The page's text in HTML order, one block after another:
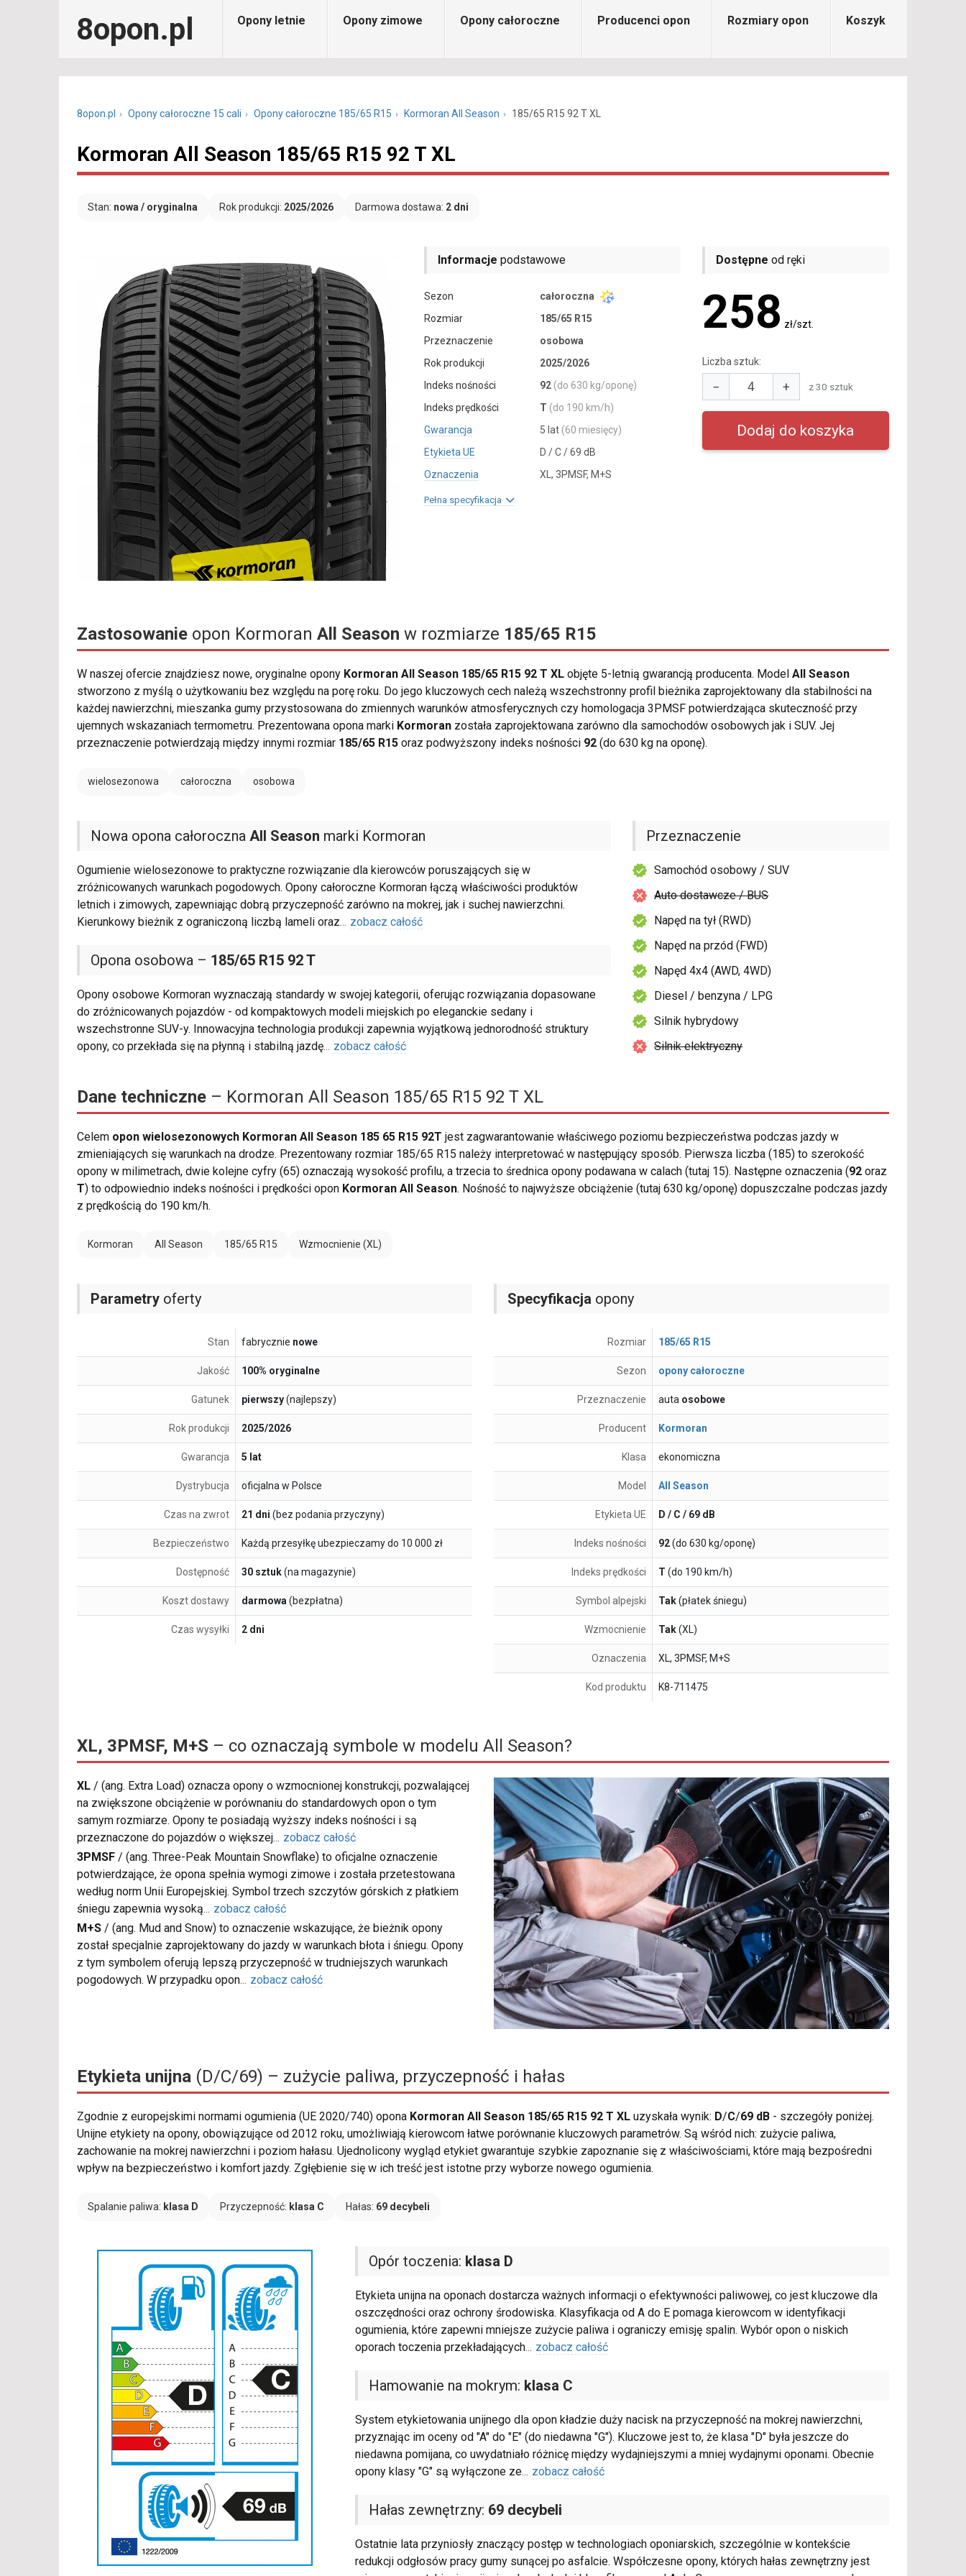
8opon.pl Opony letnie Opony zimowe Opony całoroczne Producenci opon Rozmiary opon Koszyk
8opon.pl Opony całoroczne 15 cali Opony całoroczne 185/65 R15 Kormoran All Season 185/65 R15 92 T XL
Kormoran All Season 185/65 R15 92 T XL
Stan: nowa / oryginalna Rok produkcji: 2025/2026 Darmowa dostawa: 2 dni
Informacje podstawowe
Sezon
całoroczna
Rozmiar
185/65 R15
Przeznaczenie
osobowa
Rok produkcji
2025/2026
Indeks nośności
92 (do 630 kg/oponę)
Indeks prędkości
T (do 190 km/h)
Gwarancja
5 lat (60 miesięcy)
Etykieta UE
D / C / 69 dB
Oznaczenia
XL, 3PMSF, M+S
Pełna specyfikacja
Dostępne od ręki
258 zł/szt.
Liczba sztuk:
− + z 30 sztuk
Zastosowanie opon Kormoran All Season w rozmiarze 185/65 R15
W naszej ofercie znajdziesz nowe, oryginalne opony Kormoran All Season 185/65 R15 92 T XL objęte 5-letnią gwarancją producenta. Model All Season
stworzono z myślą o użytkowaniu bez względu na porę roku. Do jego kluczowych cech należą wszechstronny profil bieżnika zaprojektowany dla stabilności na
każdej nawierzchni, mieszanka gumy przystosowana do zmiennych warunków atmosferycznych czy homologacja 3PMSF potwierdzająca skuteczność przy
ujemnych wskazaniach termometru. Prezentowana opona marki Kormoran została zaprojektowana zarówno dla samochodów osobowych jak i SUV. Jej
przeznaczenie potwierdzają między innymi rozmiar 185/65 R15 oraz podwyższony indeks nośności 92 (do 630 kg na oponę).
wielosezonowa całoroczna osobowa
Nowa opona całoroczna All Season marki Kormoran
Ogumienie wielosezonowe to praktyczne rozwiązanie dla kierowców poruszających się w
zróżnicowanych warunkach pogodowych. Opony całoroczne Kormoran łączą właściwości produktów
letnich i zimowych, zapewniając dobrą przyczepność zarówno na mokrej, jak i suchej nawierzchni.
Kierunkowy bieżnik z ograniczoną liczbą lameli oraz... zobacz całość
Opona osobowa – 185/65 R15 92 T
Opony osobowe Kormoran wyznaczają standardy w swojej kategorii, oferując rozwiązania dopasowane
do zróżnicowanych pojazdów - od kompaktowych modeli miejskich po eleganckie sedany i
wszechstronne SUV-y. Innowacyjna technologia produkcji zapewnia wyjątkową jednorodność struktury
opony, co przekłada się na płynną i stabilną jazdę... zobacz całość
Przeznaczenie
Samochód osobowy / SUV
Auto dostawcze / BUS
Napęd na tył (RWD)
Napęd na przód (FWD)
Napęd 4x4 (AWD, 4WD)
Diesel / benzyna / LPG
Silnik hybrydowy
Silnik elektryczny
Dane techniczne – Kormoran All Season 185/65 R15 92 T XL
Celem opon wielosezonowych Kormoran All Season 185 65 R15 92T jest zagwarantowanie właściwego poziomu bezpieczeństwa podczas jazdy w
zmieniających się warunkach na drodze. Prezentowany rozmiar 185/65 R15 należy interpretować w następujący sposób. Pierwsza liczba (185) to szerokość
opony w milimetrach, dwie kolejne cyfry (65) oznaczają wysokość profilu, a trzecia to średnica opony podawana w calach (tutaj 15). Następne oznaczenia (92 oraz
T) to odpowiednio indeks nośności i prędkości opon Kormoran All Season. Nośność to najwyższe obciążenie (tutaj 630 kg/oponę) dopuszczalne podczas jazdy
z prędkością do 190 km/h.
Kormoran All Season 185/65 R15 Wzmocnienie (XL)
Parametry oferty
Stan fabrycznie nowe
Jakość 100% oryginalne
Gatunek pierwszy(najlepszy)
Rok produkcji 2025/2026
Gwarancja 5 lat
Dystrybucja oficjalna w Polsce
Czas na zwrot 21 dni (bez podania przyczyny)
Bezpieczeństwo Każdą przesyłkę ubezpieczamy do 10 000 zł
Dostępność 30 sztuk(na magazynie)
Koszt dostawy darmowa(bezpłatna)
Czas wysyłki 2 dni
Specyfikacja opony
Rozmiar 185/65 R15
Sezon opony całoroczne
Przeznaczenie auta osobowe
Producent Kormoran
Klasa ekonomiczna
Model All Season
Etykieta UE D / C / 69 dB
Indeks nośności 92(do 630 kg/oponę)
Indeks prędkości T (do 190 km/h)
Symbol alpejski Tak(płatek śniegu)
Wzmocnienie Tak(XL)
Oznaczenia XL, 3PMSF, M+S
Kod produktu K8-711475
XL, 3PMSF, M+S – co oznaczają symbole w modelu All Season?
XL / (ang. Extra Load) oznacza opony o wzmocnionej konstrukcji, pozwalającej
na zwiększone obciążenie w porównaniu do standardowych opon o tym
samym rozmiarze. Opony te posiadają wyższy indeks nośności i są
przeznaczone do pojazdów o większej... zobacz całość
3PMSF / (ang. Three-Peak Mountain Snowflake) to oficjalne oznaczenie
potwierdzające, że opona spełnia wymogi zimowe i została przetestowana
według norm Unii Europejskiej. Symbol trzech szczytów górskich z płatkiem
śniegu zapewnia wysoką... zobacz całość
M+S / (ang. Mud and Snow) to oznaczenie wskazujące, że bieżnik opony
został specjalnie zaprojektowany do jazdy w warunkach błota i śniegu. Opony
z tym symbolem oferują lepszą przyczepność w trudniejszych warunkach
pogodowych. W przypadku opon... zobacz całość
Etykieta unijna (D/C/69) – zużycie paliwa, przyczepność i hałas
Zgodnie z europejskimi normami ogumienia (UE 2020/740) opona Kormoran All Season 185/65 R15 92 T XL uzyskała wynik: D/C/69 dB - szczegóły poniżej.
Unijne etykiety na opony, obowiązujące od 2012 roku, umożliwiają kierowcom łatwe porównanie kluczowych parametrów. Są wśród nich: zużycie paliwa,
zachowanie na mokrej nawierzchni i poziom hałasu. Ujednolicony wygląd etykiet gwarantuje szybkie zapoznanie się z właściwościami, które mają bezpośredni
wpływ na bezpieczeństwo i komfort jazdy. Zgłębienie się w ich treść jest istotne przy wyborze nowego ogumienia.
Spalanie paliwa: klasa D Przyczepność: klasa C Hałas: 69 decybeli
Opór toczenia: klasa D
Etykieta unijna na oponach dostarcza ważnych informacji o efektywności paliwowej, co jest kluczowe dla
oszczędności oraz ochrony środowiska. Klasyfikacja od A do E pomaga kierowcom w identyfikacji
ogumienia, które zapewni mniejsze zużycie paliwa i ograniczy emisję spalin. Wybór opon o niskich
oporach toczenia przekładających... zobacz całość
Hamowanie na mokrym: klasa C
System etykietowania unijnego dla opon kładzie duży nacisk na przyczepność na mokrej nawierzchni,
przyznając im oceny od "A" do "E" (do niedawna "G"). Kluczowe jest to, że klasa "D" była jeszcze do
niedawna pomijana, co uwydatniało różnicę między wydajniejszymi a mniej wydajnymi oponami. Obecnie
opony klasy "G" są wyłączone ze... zobacz całość
Hałas zewnętrzny: 69 decybeli
Ostatnie lata przyniosły znaczący postęp w technologiach oponiarskich, szczególnie w kontekście
redukcji odgłosów pracy gumy sunącej po asfalcie. Współczesne opony, których hałas zewnętrzny jest